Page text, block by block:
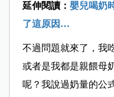
延伸閱讀： 嬰兒喝奶
了這原因…
不過問題就來了，我
或者是我都是親餵母
呢？我說過奶量的公